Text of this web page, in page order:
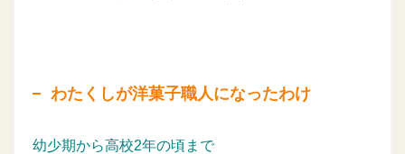
わたくしが洋菓子職人になったわけ
幼少期から高校2年の頃まで